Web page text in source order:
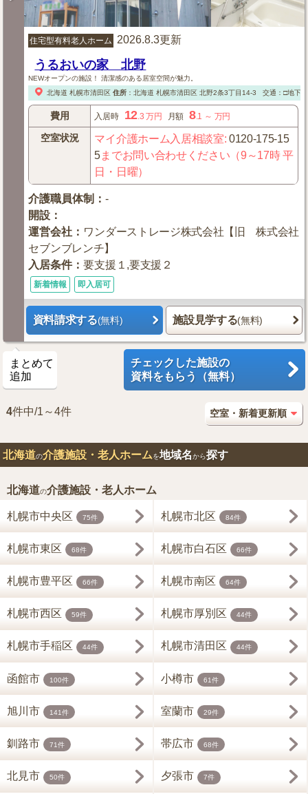
住宅型有料老人ホーム 2026.8.3更新
うるおいの家 北野
NEWオープンの施設！ 清潔感のある居室空間が魅力。
北海道 札幌市清田区 住所： 北海道 札幌市清田区北野2条3丁目14-3 交通：□地下
費用 入居時 12.3 万円 月額 8.1 ～ 万円
空室状況 マイ介護ホーム入居相談室:0120-175-15
5までお問い合わせください（9～17時 平
日・日曜）
介護職員体制 ：-
開設 ：
運営会社 ： ワンダーストレージ株式会社【旧 株式会社
セブンブレンチ】
入居条件：要支援１,要支援２
新着情報 即入居可
資料請求する(無料) 施設見学する(無料)
まとめて
追加
チェックした施設の
資料をもらう（無料）
4件中/1～4件
北海道の介護施設・老人ホームを地域名から探す
北海道の介護施設・老人ホーム
札幌市中央区 75件 札幌市北区 84件
札幌市東区 68件 札幌市白石区 66件
札幌市豊平区 66件 札幌市南区 64件
札幌市西区 59件 札幌市厚別区 44件
札幌市手稲区 44件 札幌市清田区 44件
函館市 100件 小樽市 61件
旭川市 141件 室蘭市 29件
釧路市 71件 帯広市 68件
北見市 50件 夕張市 7件